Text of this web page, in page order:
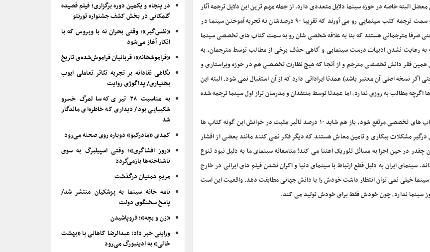
البته خاصه در حوزه سینما دلایل متعددی دارد. از جمله مهم ترین این دلایل ترجمه آثار
سینمایی توسط مترجمان نامعتبر است. به عبارت دیگر، عمدتا کسانی به سمت ترجمه کتب سینمایی رو می آورند که تقریبا ۹۰ درصدشان نه تجربه آموختن سینما در
صرفا مترجمانی هستند که بنا به علاقه شخصی شان رو به سمت کتاب های تخصصی سینما
به رعایت نشدن ادبیات درست سینمایی و گاهی حذف برخی از مطالب توسط مترجمان، به
همین فقر دانش تخصصی مترجم و از آنجا که هیچ نظارت تخصصی هم در حوزه ویراستاری و
نسخه اصلی آن معتبر باشد) عمدتا ایراداتی دارد که از آن استقبال نمی شود. البته این
مطالب به روزی ندارد، اما عمدتا توسط منتقدان و مدرسان تراز اول سینما ترجمه شده
معیریان تصریح کرد: متاسفانه حتی اگر تمام مشکلات و موانع خواندن کتاب های تخصصی مرتفع شود، باز هم شاید ۱۰ درصد تاثیر مثبت در خوانش این گونه کتاب ها
مشکلات بیکاری و تامین معاش هستند که دیگر فکر نمی کنند مانند بعضی از اقشار
چقدر در حین اجرا به مسائل تئوریک اعتنا می کند! متاسفانه سینمای ما به دلیل نبود تنوع
سینمای ایران به دلیل قطع ارتباط با سینمای دنیا و اکران نشدن فیلم های ایرانی در خارج
خیلی نمی توان انتظار داشت خودش را با دانش جهانی مطابقت دهد. واقعیت این است
سینما ندارد، چون خودش فقط برای خودش تولید می کند.
در پنجاه و یکمین دوره برگزاری؛ فیلم قصیده
گلمکانی در بخش کشف جشنواره تورنتو
«نفس‌گیر»؛ وقتی بحران نه با ویروس که با
انکار آغاز می‌شود
«فراموشخانه»؛ قربانیان فراموش‌شده‌ی تاریخ
نگاهی نقادانه بر تجربه تئاتر تعاملی ایوب
بختیاری/ پداگوژی روایت
به مناسبت ۲۸ تیری که سالمرگ خسرو
شکیبایی بود/ دیداری که خاطره‌ای ماندگار
شد
کمدی «مادرکیو» دوباره روی صحنه می‌رود
«روز افشاگری»؛ وقتی اسپیلبرگ به سوی
ناشناخته‌ها بازمی‌گردد
مریم همتیان درگذشت
نامه خانه سینما به پزشکیان منتشر شد/
پاسخ سخنگوی دولت
«زن و بچه»؛ فروپاشیدن
ورایتی خبر داد؛ عبدالرضا کاهانی با «بهشت
خالی» به ادینبورگ می‌رود